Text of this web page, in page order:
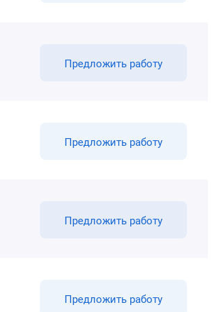
Предложить работу
Предложить работу
Предложить работу
Предложить работу